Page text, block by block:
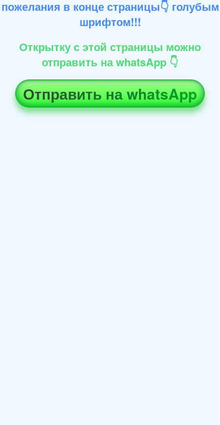
пожелания в конце страницы👇 голубым
шрифтом!!!
Открытку с этой страницы можно
отправить на whatsApp 👇
Отправить на whatsApp